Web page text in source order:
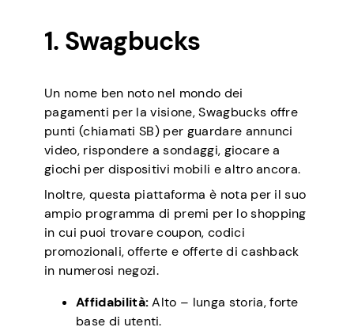
1. Swagbucks
Un nome ben noto nel mondo dei
pagamenti per la visione, Swagbucks offre
punti (chiamati SB) per guardare annunci
video, rispondere a sondaggi, giocare a
giochi per dispositivi mobili e altro ancora.
Inoltre, questa piattaforma è nota per il suo
ampio programma di premi per lo shopping
in cui puoi trovare coupon, codici
promozionali, offerte e offerte di cashback
in numerosi negozi.
Affidabilità:Alto – lunga storia, forte
base di utenti.